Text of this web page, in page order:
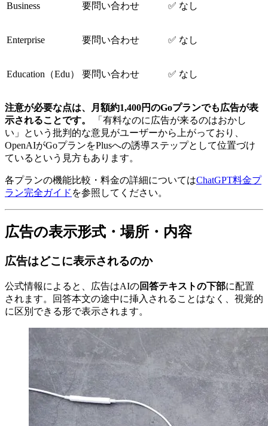
Business 要問い合わせ ✅ なし
Enterprise 要問い合わせ ✅ なし
Education（Edu） 要問い合わせ ✅ なし
注意が必要な点は、月額約1,400円のGoプランでも広告が表
示されることです。
「有料なのに広告が来るのはおかし
い」という批判的な意見がユーザーから上がっており、
OpenAIがGoプランをPlusへの誘導ステップとして位置づけ
ているという見方もあります。
各プランの機能比較・料金の詳細についてはChatGPT料金プ
ラン完全ガイド を参照してください。
広告の表示形式・場所・内容
広告はどこに表示されるのか
公式情報によると、広告はAIの回答テキストの下部に配置
されます。回答本文の途中に挿入されることはなく、視覚的
に区別できる形で表示されます。